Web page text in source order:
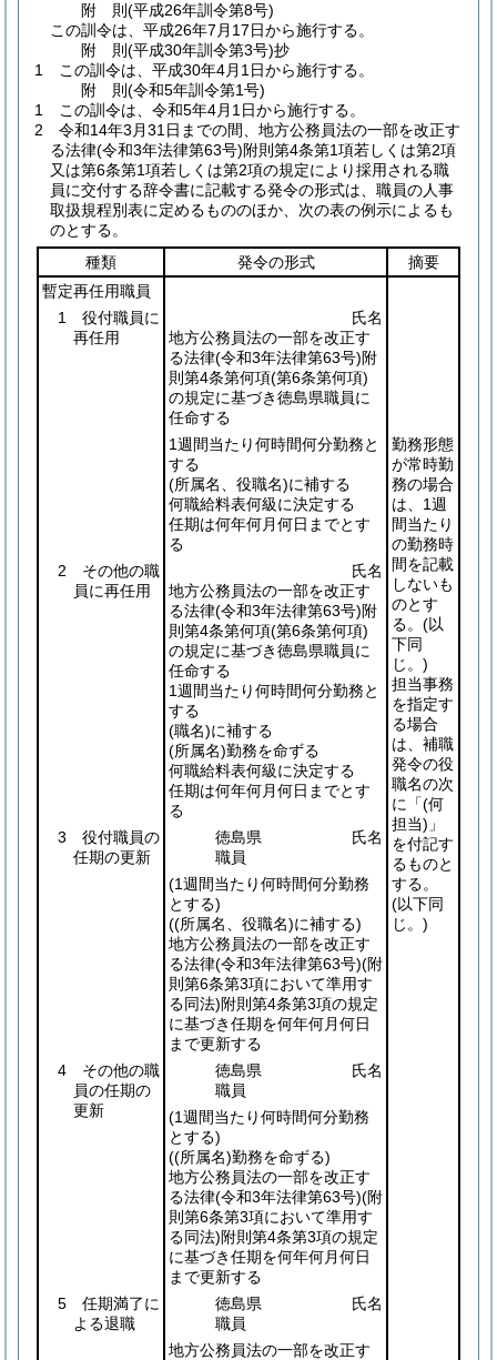
附 則(平成26年訓令第8号)
この訓令は、平成26年7月17日から施行する。
附 則(平成30年訓令第3号)抄
1
この訓令は、平成30年4月1日から施行する。
附 則(令和5年訓令第1号)
1
この訓令は、令和5年4月1日から施行する。
2
令和14年3月31日までの間、地方公務員法の一部を改正す
る法律(令和3年法律第63号)附則第4条第1項若しくは第2項
又は第6条第1項若しくは第2項の規定により採用される職
員に交付する辞令書に記載する発令の形式は、職員の人事
取扱規程別表に定めるもののほか、次の表の例示によるも
のとする。
種類
発令の形式
摘要
暫定再任用職員
1 役付職員に
再任用
氏名
地方公務員法の一部を改正す
る法律(令和3年法律第63号)附
則第4条第何項(第6条第何項)
の規定に基づき徳島県職員に
任命する
1週間当たり何時間何分勤務と
する
(所属名、役職名)に補する
何職給料表何級に決定する
任期は何年何月何日までとす
る
勤務形態
が常時勤
務の場合
は、1週
間当たり
の勤務時
間を記載
しないも
のとす
る。 (以
下同
じ。)
担当事務
を指定す
る場合
は、補職
発令の役
職名の次
に「(何
担当) 」
を付記す
るものと
する。
(以下同
じ。)
2 その他の職
員に再任用
氏名
地方公務員法の一部を改正す
る法律(令和3年法律第63号)附
則第4条第何項(第6条第何項)
の規定に基づき徳島県職員に
任命する
1週間当たり何時間何分勤務と
する
(職名)に補する
(所属名)勤務を命ずる
何職給料表何級に決定する
任期は何年何月何日までとす
る
3 役付職員の
任期の更新
徳島県
職員
氏名
(1週間当たり何時間何分勤務
とする)
((所属名、役職名)に補する)
地方公務員法の一部を改正す
る法律(令和3年法律第63号)(附
則第6条第3項において準用す
る同法)附則第4条第3項の規定
に基づき任期を何年何月何日
まで更新する
4 その他の職
員の任期の
更新
徳島県
職員
氏名
(1週間当たり何時間何分勤務
とする)
((所属名)勤務を命ずる)
地方公務員法の一部を改正す
る法律(令和3年法律第63号)(附
則第6条第3項において準用す
る同法)附則第4条第3項の規定
に基づき任期を何年何月何日
まで更新する
5 任期満了に
よる退職
徳島県
職員
氏名
地方公務員法の一部を改正す